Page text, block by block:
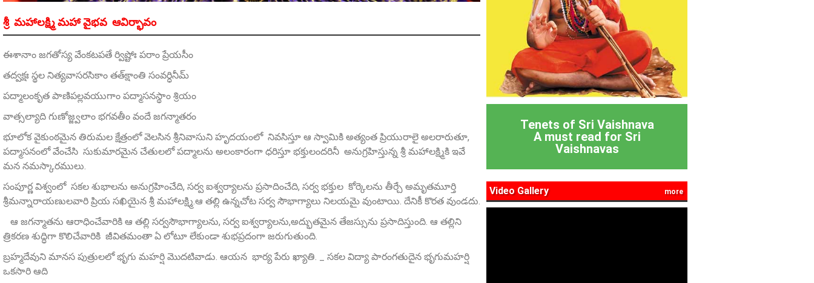
శ్రీ మహాలక్ష్మి మహా వైభవ ఆవిర్భావం
ఈశానాం జగతోస్య వేంకటపతే ర్విష్టోః పరాం ప్రేయసీం
తద్వక్షః స్థల నిత్యవాసరసికాం తత్‌క్షాంతి సంవర్ధినీమ్‌
పద్మాలంకృత పాణిపల్లవయుగాం పద్మాసనస్థాం శ్రియం
వాత్సల్యాది గుణోజ్జ్వలాం భగవతీం వందే జగన్మాతరం
భూలోక వైకుంఠమైన తిరుమల క్షేత్రంలో వెలసిన శ్రీనివాసుని హృదయంలో నివసిస్తూ ఆ స్వామికి అత్యంత ప్రియురాలై అలరారుతూ,
పద్మాసనంలో వేంచేసి సుకుమారమైన చేతులలో పద్మాలను అలంకారంగా ధరిస్తూ భక్తులందరినీ అనుగ్రహిస్తున్న శ్రీ మహాలక్ష్మికి ఇవే
మన నమస్కారములు.
సంపూర్ణ విశ్వంలో సకల శుభాలను అనుగ్రహించేది, సర్వ ఐశ్వర్యాలను ప్రసాదించేది, సర్వ భక్తుల కోర్కెలను తీర్చే అమృతమూర్తి
శ్రీమన్నారాయణులవారి ప్రియ సఖియైన శ్రీ మహాలక్ష్మి.ఆ తల్లి ఉన్నచోట సర్వ సౌభాగ్యాలు నిలయమై వుంటాయి. దేనికీ కొరత వుండదు.
ఆ జగన్మాతను ఆరాధించేవారికి ఆ తల్లి సర్వసౌభాగ్యాలను, సర్వ ఐశ్వర్యాలను,అద్భుతమైన తేజస్సును ప్రసాదిస్తుంది. ఆ తల్లిని
త్రికరణ శుద్ధిగా కొలిచేవారికి జీవితమంతా ఏ లోటూ లేకుండా శుభప్రదంగా జరుగుతుంది.
బ్రహ్మదేవుని మానస పుత్రులలో భృగు మహర్షి మొదటివాడు. ఆయన భార్య పేరు ఖ్యాతి. _ సకల విద్యా పారంగతుదైన భృగుమహర్షి
ఒకసారి ఆది
Tenets of Sri Vaishnava
A must read for Sri
Vaishnavas
Video Gallery more